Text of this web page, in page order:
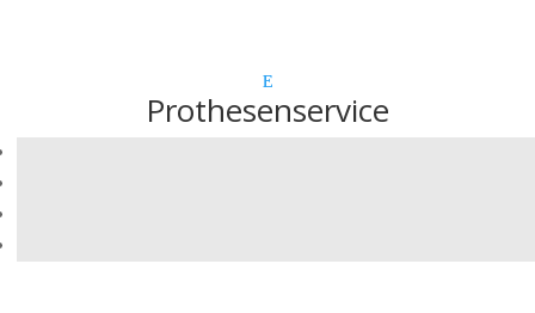
Prothesenservice